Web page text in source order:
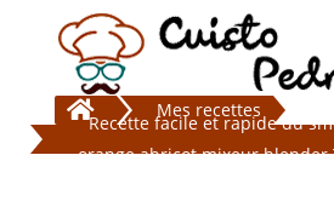
 Mes recettes
Recette facile et rapide du
orange abricot mixeur blender